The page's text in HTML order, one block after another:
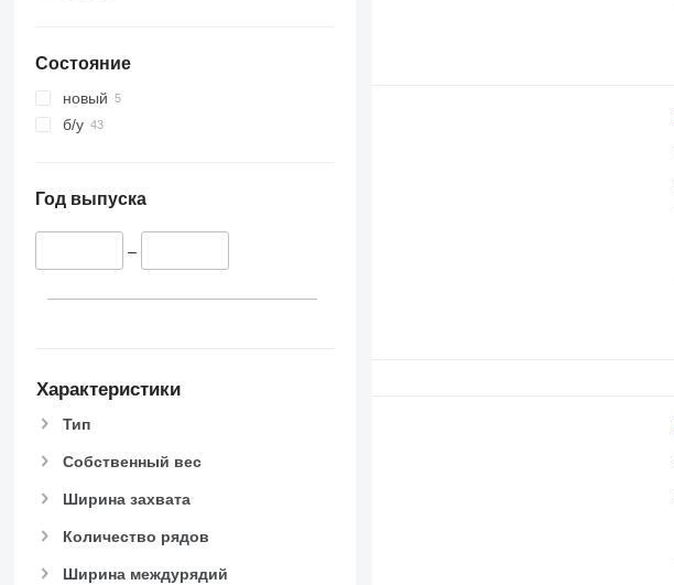
Состояние
новый
б/у
Год выпуска
–
Характеристики
Тип
Собственный вес
Ширина захвата
Количество рядов
Ширина междурядий